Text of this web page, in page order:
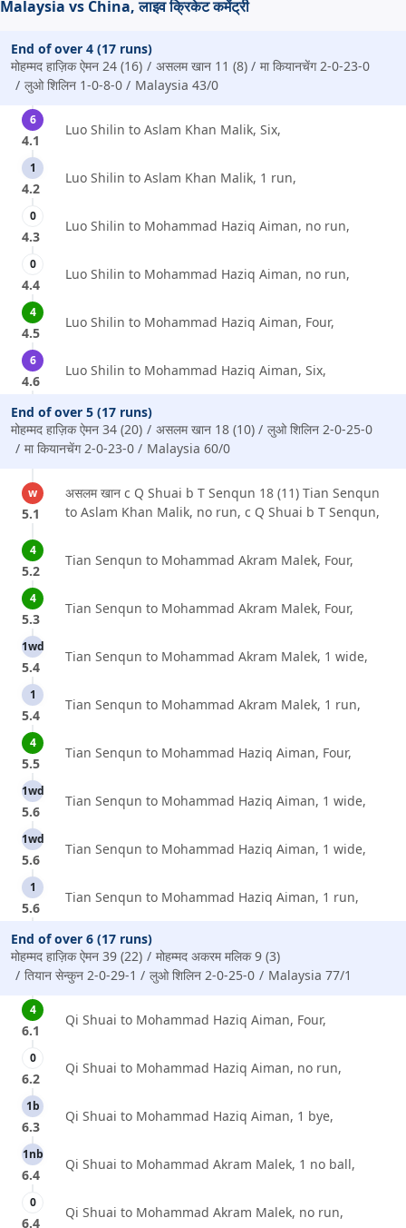
Malaysia vs China, लाइव क्रिकेट कमेंट्री
End of over 4 (17 runs)
मोहम्मद हाज़िक ऐमन 24 (16)
असलम खान 11 (8)
मा कियानचेंग 2-0-23-0
लुओ शिलिन 1-0-8-0
Malaysia 43/0
6
4.1
Luo Shilin to Aslam Khan Malik, Six,
1
4.2
Luo Shilin to Aslam Khan Malik, 1 run,
0
4.3
Luo Shilin to Mohammad Haziq Aiman, no run,
0
4.4
Luo Shilin to Mohammad Haziq Aiman, no run,
4
4.5
Luo Shilin to Mohammad Haziq Aiman, Four,
6
4.6
Luo Shilin to Mohammad Haziq Aiman, Six,
End of over 5 (17 runs)
मोहम्मद हाज़िक ऐमन 34 (20)
असलम खान 18 (10)
लुओ शिलिन 2-0-25-0
मा कियानचेंग 2-0-23-0
Malaysia 60/0
w
5.1
असलम खान c Q Shuai b T Senqun 18 (11) Tian Senqun
to Aslam Khan Malik, no run, c Q Shuai b T Senqun,
4
5.2
Tian Senqun to Mohammad Akram Malek, Four,
4
5.3
Tian Senqun to Mohammad Akram Malek, Four,
1wd
5.4
Tian Senqun to Mohammad Akram Malek, 1 wide,
1
5.4
Tian Senqun to Mohammad Akram Malek, 1 run,
4
5.5
Tian Senqun to Mohammad Haziq Aiman, Four,
1wd
5.6
Tian Senqun to Mohammad Haziq Aiman, 1 wide,
1wd
5.6
Tian Senqun to Mohammad Haziq Aiman, 1 wide,
1
5.6
Tian Senqun to Mohammad Haziq Aiman, 1 run,
End of over 6 (17 runs)
मोहम्मद हाज़िक ऐमन 39 (22)
मोहम्मद अकरम मलिक 9 (3)
तियान सेन्कुन 2-0-29-1
लुओ शिलिन 2-0-25-0 Malaysia 77/1
4
6.1
Qi Shuai to Mohammad Haziq Aiman, Four,
0
6.2
Qi Shuai to Mohammad Haziq Aiman, no run,
1b
6.3
Qi Shuai to Mohammad Haziq Aiman, 1 bye,
1nb
6.4
Qi Shuai to Mohammad Akram Malek, 1 no ball,
0
6.4
Qi Shuai to Mohammad Akram Malek, no run,